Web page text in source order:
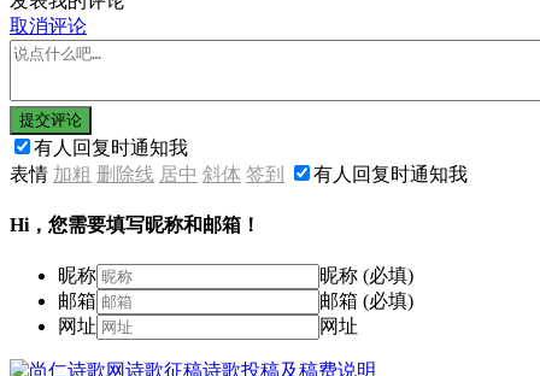
取消评论
提交评论
有人回复时通知我
表情 加粗 删除线 居中 斜体 签到 有人回复时通知我
Hi，您需要填写昵称和邮箱！
昵称
昵称 (必填)
邮箱
邮箱 (必填)
网址
网址